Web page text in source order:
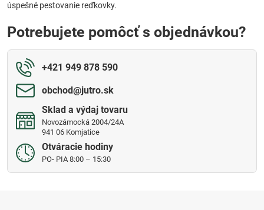
úspešné pestovanie reďkovky.
Potrebujete pomôcť s objednávkou?
+421 949 878 590
obchod​@jutro​.sk
Sklad a výdaj tovaru
Novozámocká 2004/24A
941 06 Komjatice
Otváracie hodiny
PO- PIA 8:00 – 15:30